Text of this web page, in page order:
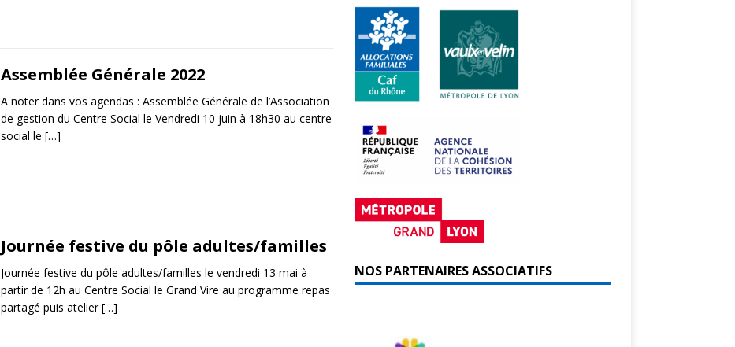
Assemblée Générale 2022
A noter dans vos agendas : Assemblée Générale de l’Association
de gestion du Centre Social le Vendredi 10 juin à 18h30 au centre
social le […]
Journée festive du pôle adultes/familles
Journée festive du pôle adultes/familles le vendredi 13 mai à
partir de 12h au Centre Social le Grand Vire au programme repas
partagé puis atelier[…]
NOS PARTENAIRES ASSOCIATIFS